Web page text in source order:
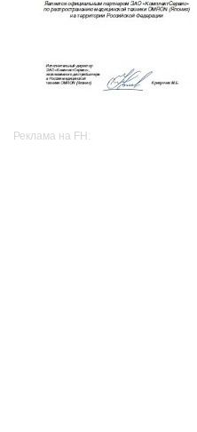
Реклама на FH: